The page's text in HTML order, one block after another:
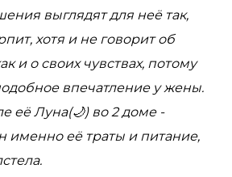
выглядят для неё так,
хотя и не говорит об
и о своих чувствах, потому
впечатление у жены.
её Луна(🌙) во 2 доме -
именно её траты и питание,